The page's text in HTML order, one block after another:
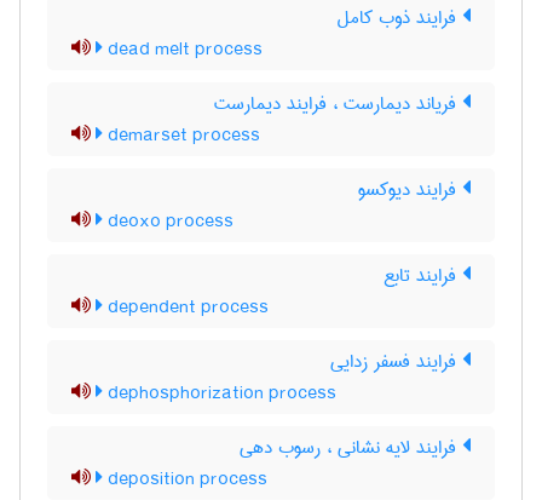
فرایند ذوب کامل
dead melt process
فریاند دیمارست ، فرایند دیمارست
demarset process
فرایند دیوکسو
deoxo process
فرایند تابع
dependent process
فرایند فسفر زدایی
dephosphorization process
فرایند لایه نشانی ، رسوب دهی
deposition process